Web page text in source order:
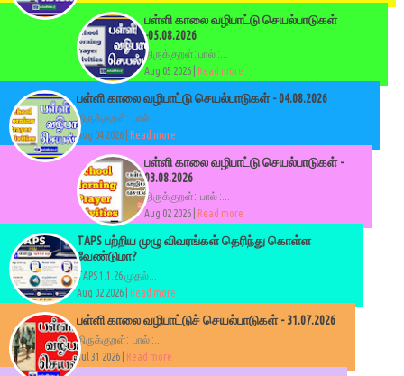
பள்ளி காலை வழிபாட்டு செயல்பாடுகள்
-05.08.2026
திருக்குறள்: பால் :...
Aug 05 2026 | Read more
பள்ளி காலை வழிபாட்டு செயல்பாடுகள் - 04.08.2026
திருக்குறள்: பால் :...
Aug 04 2026 | Read more
பள்ளி காலை வழிபாட்டு செயல்பாடுகள் -
03.08.2026
திருக்குறள்: பால் :...
Aug 02 2026 |
Read more
TAPS பற்றிய முழு விவரங்கள் தெரிந்து கொள்ள
வேண்டுமா?
TAPS 1.1.26 முதல்...
Aug 02 2026 | Read more
பள்ளி காலை வழிபாட்டுச் செயல்பாடுகள் - 31.07.2026
திருக்குறள்: பால் :...
Jul 31 2026 |
Read more